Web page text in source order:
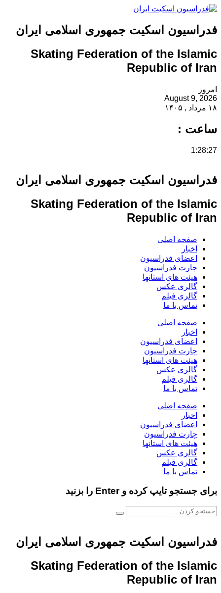
فدراسیون اسکیت جمهوری اسلامی ایران
Skating Federation of the Islamic
Republic of Iran
امروز
August 9, 2026
۱۸ مرداد , ۱۴۰۵
ساعت :
1:28:27
فدراسیون اسکیت جمهوری اسلامی ایران
Skating Federation of the Islamic
Republic of Iran
صفحه اصلی
اخبار
اعضای فدراسیون
چارت فدراسیون
هیئت های استانها
گالری عکس
گالری فیلم
تماس با ما
صفحه اصلی
اخبار
اعضای فدراسیون
چارت فدراسیون
هیئت های استانها
گالری عکس
گالری فیلم
تماس با ما
صفحه اصلی
اخبار
اعضای فدراسیون
چارت فدراسیون
هیئت های استانها
گالری عکس
گالری فیلم
تماس با ما
برای جستجو تایپ کرده و Enter را بزنید
فدراسیون اسکیت جمهوری اسلامی ایران
Skating Federation of the Islamic
Republic of Iran